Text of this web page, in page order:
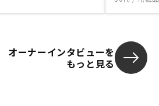
オーナーインタビューを
もっと見る